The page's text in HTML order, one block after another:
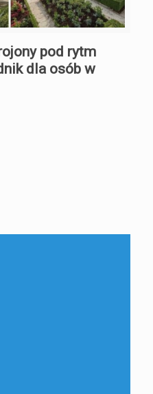
pod rytm
dla osób w